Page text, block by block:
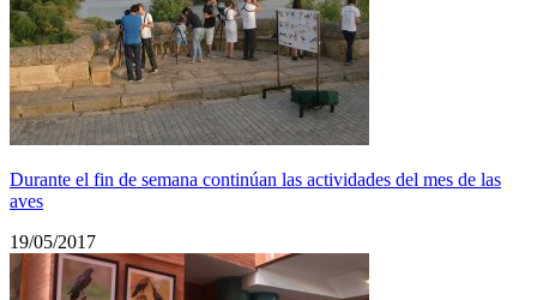
Durante el fin de semana continúan las actividades del mes de las
aves
19/05/2017